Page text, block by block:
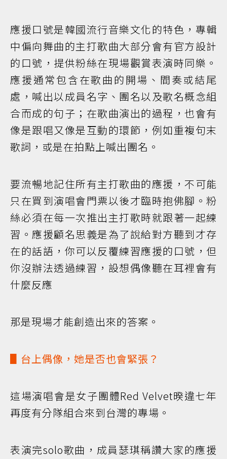
應援口號是韓國流行音樂文化的特色，專輯
中偏向舞曲的主打歌曲大部分會有官方設計
的口號，提供粉絲在現場觀賞表演時同樂。
應援通常包含在歌曲的開場、間奏或結尾
處，喊出以成員名字、團名以及歌名概念組
合而成的句子；在歌曲演出的過程，也會有
像是跟唱又像是互動的環節，例如重複句末
歌詞，或是在拍點上喊出團名。
要流暢地記住所有主打歌曲的應援，不可能
只在買到演唱會門票以後才臨時抱佛腳。粉
絲必須在每一次推出主打歌時就跟著一起練
習。應援顧名思義是為了說給對方聽到才存
在的話語，你可以反覆練習應援的口號，但
你沒辦法透過練習，設想偶像聽在耳裡會有
什麼反應
那是現場才能創造出來的答案。
▋台上偶像，她是否也會緊張？
這場演唱會是女子團體Red Velvet暌違七年
再度有分隊組合來到台灣的專場。
表演完solo歌曲，成員瑟琪稱讚大家的應援